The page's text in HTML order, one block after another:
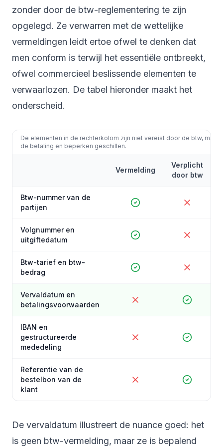
zonder door de btw-reglementering te zijn
opgelegd. Ze verwarren met de wettelijke
vermeldingen leidt ertoe ofwel te denken dat
men conform is terwijl het essentiële ontbreekt,
ofwel commercieel beslissende elementen te
verwaarlozen. De tabel hieronder maakt het
onderscheid.
De elementen in de rechterkolom zijn niet vereist door de btw, maar
de betaling en beperken geschillen.
Vermelding
Verplicht
door btw
Btw-nummer van de
partijen
Volgnummer en
uitgiftedatum
Btw-tarief en btw-
bedrag
Vervaldatum en
betalingsvoorwaarden
IBAN en
gestructureerde
mededeling
Referentie van de
bestelbon van de
klant
De vervaldatum illustreert de nuance goed: het
is geen btw-vermelding, maar ze is bepalend